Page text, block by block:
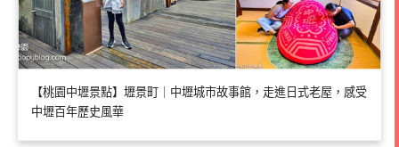
【桃園中壢景點】壢景町｜中壢城市故事館，走進日式老屋，感受
中壢百年歷史風華